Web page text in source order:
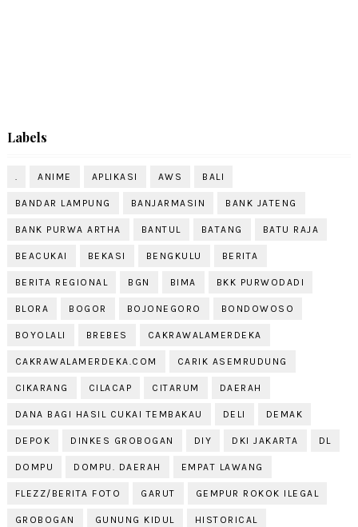
Labels
. ANIME APLIKASI AWS BALI
BANDAR LAMPUNG BANJARMASIN BANK JATENG
BANK PURWA ARTHA BANTUL BATANG BATU RAJA
BEACUKAI BEKASI BENGKULU BERITA
BERITA REGIONAL BGN BIMA BKK PURWODADI
BLORA BOGOR BOJONEGORO BONDOWOSO
BOYOLALI BREBES CAKRAWALAMERDEKA
CAKRAWALAMERDEKA.COM CARIK ASEMRUDUNG
CIKARANG CILACAP CITARUM DAERAH
DANA BAGI HASIL CUKAI TEMBAKAU DELI DEMAK
DEPOK DINKES GROBOGAN DIY DKI JAKARTA DL
DOMPU DOMPU. DAERAH EMPAT LAWANG
FLEZZ/BERITA FOTO GARUT GEMPUR ROKOK ILEGAL
GROBOGAN GUNUNG KIDUL HISTORICAL